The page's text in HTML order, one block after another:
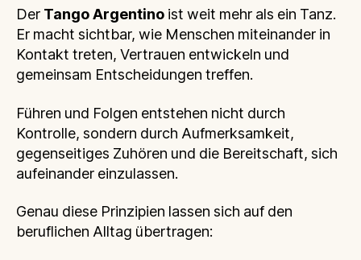
Der Tango Argentino ist weit mehr als ein Tanz.
Er macht sichtbar, wie Menschen miteinander in
Kontakt treten, Vertrauen entwickeln und
gemeinsam Entscheidungen treffen.
Führen und Folgen entstehen nicht durch
Kontrolle, sondern durch Aufmerksamkeit,
gegenseitiges Zuhören und die Bereitschaft, sich
aufeinander einzulassen.
Genau diese Prinzipien lassen sich auf den
beruflichen Alltag übertragen: